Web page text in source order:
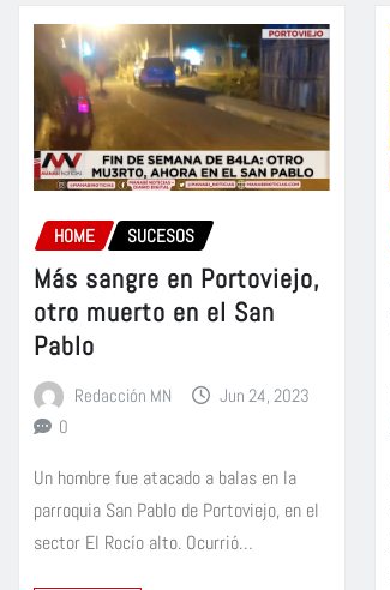
HOME SUCESOS
Más sangre en Portoviejo,
otro muerto en el San
Pablo
Redacción MN
Jun 24, 2023
0
Un hombre fue atacado a balas en la
parroquia San Pablo de Portoviejo, en el
sector El Rocío alto. Ocurrió…